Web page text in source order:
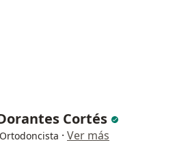
Cortés
· Ver más